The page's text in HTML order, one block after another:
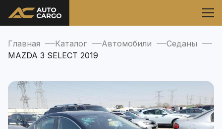
Главная Каталог Автомобили
Седаны
MAZDA 3 SELECT 2019